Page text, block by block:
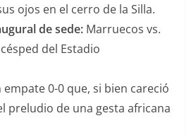
ojos en el cerro de la Silla.
de sede: Marruecos vs.
del Estadio
empate 0-0 que, si bien careció
preludio de una gesta africana